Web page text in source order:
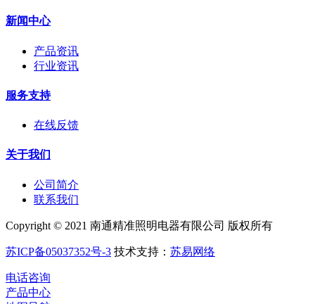
新闻中心
产品资讯
行业资讯
服务支持
在线反馈
关于我们
公司简介
联系我们
Copyright © 2021 南通精准照明电器有限公司 版权所有
苏ICP备05037352号-3 技术支持： 苏易网络
电话咨询
产品中心